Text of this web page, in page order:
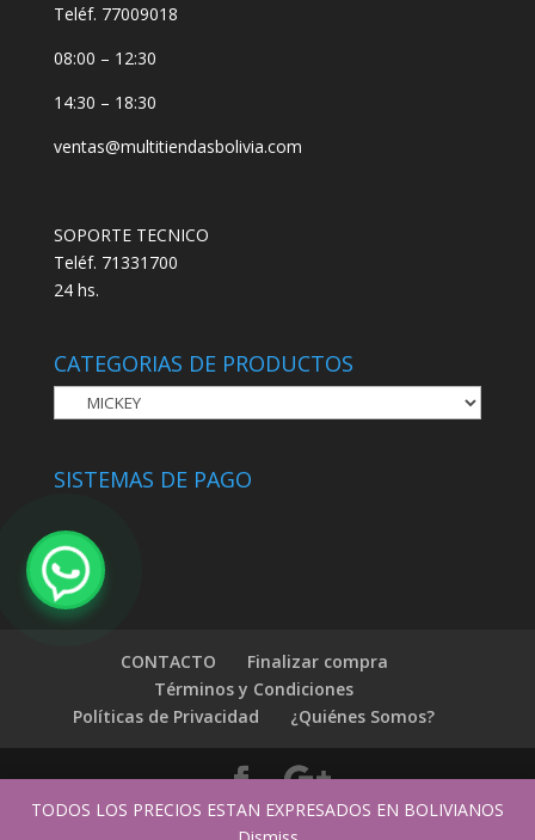
Teléf. 77009018
08:00 – 12:30
14:30 – 18:30
ventas@multitiendasbolivia.com
SOPORTE TECNICO
Teléf. 71331700
24 hs.
CATEGORIAS DE PRODUCTOS
SISTEMAS DE PAGO
CONTACTO
Finalizar compra
Términos y Condiciones
Políticas de Privacidad
¿Quiénes Somos?
© MULTITIENDAS BOLIVIA All Rights Reserved
TODOS LOS PRECIOS ESTAN EXPRESADOS EN BOLIVIANOS